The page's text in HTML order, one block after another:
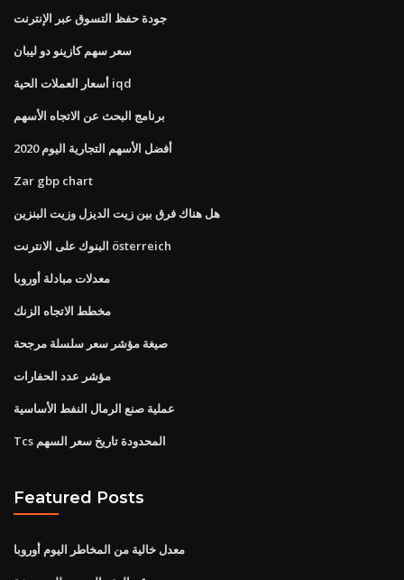
جودة حفظ التسوق عبر الإنترنت
سعر سهم كازينو دو ليبان
أسعار العملات الحية iqd
برنامج البحث عن الاتجاه الأسهم
أفضل الأسهم التجارية اليوم 2020
Zar gbp chart
هل هناك فرق بين زيت الديزل وزيت البنزين
البنوك على الانترنت österreich
معدلات مبادلة أوروبا
مخطط الاتجاه الزنك
صيغة مؤشر سعر سلسلة مرجحة
مؤشر عدد الحفارات
عملية صنع الرمال النفط الأساسية
Tcs المحدودة تاريخ سعر السهم
Featured Posts
معدل خالية من المخاطر اليوم أوروبا